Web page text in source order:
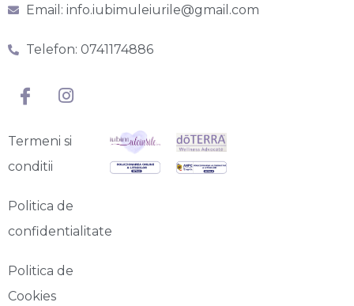
Email: info.iubimuleiurile@gmail.com
Telefon: 0741174886
Termeni si
conditii
Politica de
confidentialitate
Politica de
Cookies